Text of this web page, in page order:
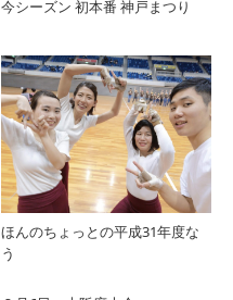
今シーズン 初本番 神戸まつり
ほんのちょっとの平成31年度な
う